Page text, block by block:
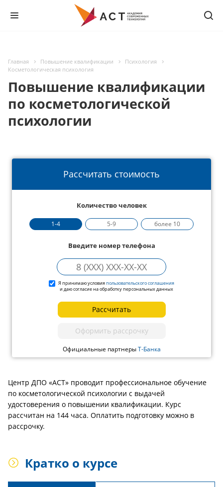
Главная Повышение квалификации
Психология
Косметологическая психология
Повышение квалификации
по косметологической
психологии
Рассчитать стоимость
Количество человек
1-4 5-9 более 10
Введите номер телефона
Я принимаю условияпользовательского соглашения
и даю согласие на обработку персональных данных
Рассчитать
Оформить рассрочку
Официальные партнерыТ-Банка
Центр ДПО «АСТ» проводит профессиональное обучение
по косметологической психологии с выдачей
удостоверения о повышении квалификации. Курс
рассчитан на 144 часа. Оплатить подготовку можно в
рассрочку.
Кратко о курсе